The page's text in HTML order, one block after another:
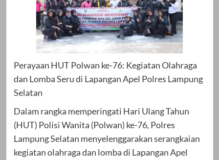
Perayaan HUT Polwan ke-76: Kegiatan Olahraga
dan Lomba Seru di Lapangan Apel Polres Lampung
Selatan
Dalam rangka memperingati Hari Ulang Tahun
(HUT) Polisi Wanita (Polwan) ke-76, Polres
Lampung Selatan menyelenggarakan serangkaian
kegiatan olahraga dan lomba di Lapangan Apel